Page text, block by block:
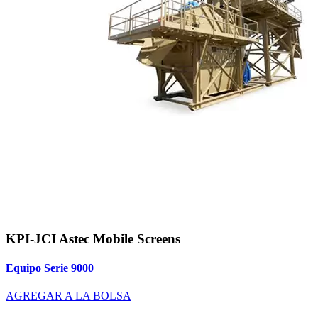
KPI-JCI Astec Mobile Screens
Equipo Serie 9000
AGREGAR A LA BOLSA